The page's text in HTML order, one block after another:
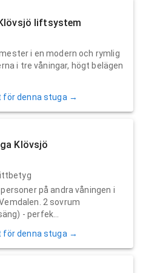
liftsystem
i en modern och rymlig
i tre våningar, högt belägen
för denna stuga →
Klövsjö
på andra våningen i
2 sovrum
- perfek...
för denna stuga →